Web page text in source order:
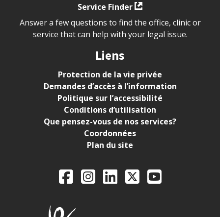
Service Finder
Answer a few questions to find the office, clinic or
service that can help with your legal issue.
Liens
Protection de la vie privée
Demandes d’accès à l’information
Politique sur l’accessibilité
Conditions d’utilisation
Que pensez-vous de nos services?
Coordonnées
Plan du site
Legal Aid Ontario
FacebookInstagram
LinkedIn
X YouTube